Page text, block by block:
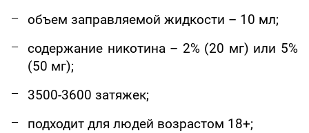
объем заправляемой жидкости – 10 мл;
содержание никотина – 2% (20 мг) или 5%
(50 мг);
3500-3600 затяжек;
подходит для людей возрастом 18+;